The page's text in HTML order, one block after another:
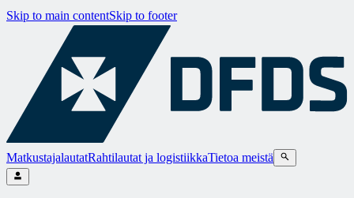
Skip to main contentSkip to footer
MatkustajalautatRahtilautat ja logistiikkaTietoa meistä